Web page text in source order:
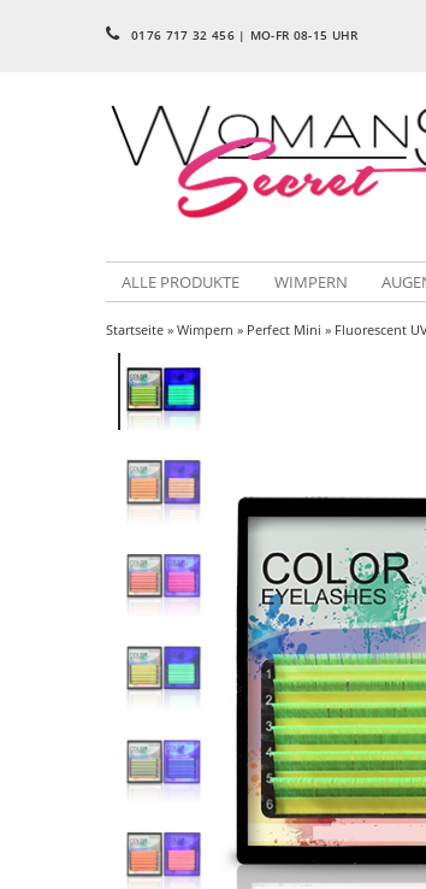
0176 717 32 456 | MO-FR 08-15 UHR
ALLE PRODUKTE WIMPERN
Startseite » Wimpern » Perfect Mini » Fluorescent